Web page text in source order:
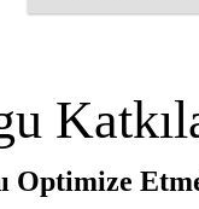
Optimize